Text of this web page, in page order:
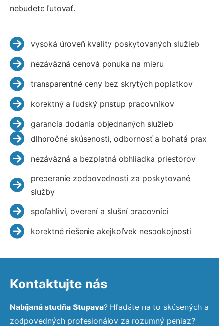
nebudete ľutovať.
vysoká úroveň kvality poskytovaných služieb
nezáväzná cenová ponuka na mieru
transparentné ceny bez skrytých poplatkov
korektný a ľudský prístup pracovníkov
garancia dodania objednaných služieb
dlhoročné skúsenosti, odbornosť a bohatá prax
nezáväzná a bezplatná obhliadka priestorov
preberanie zodpovednosti za poskytované
služby
spoľahliví, overení a slušní pracovníci
korektné riešenie akejkoľvek nespokojnosti
Kontaktujte nás
Nabíjaná studňa Stupava? Hľadáte na to skúsených a
zodpovedných profesionálov za rozumný peniaz?